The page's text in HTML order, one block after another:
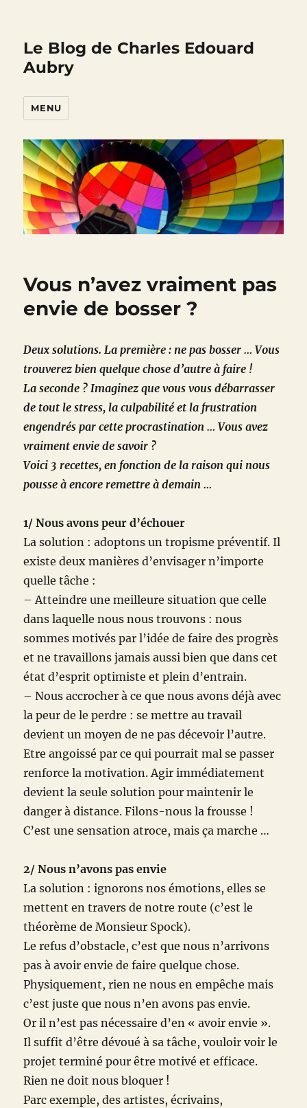
Le Blog de Charles Edouard
Aubry
MENU
Vous n’avez vraiment pas
envie de bosser ?
Deux solutions. La première : ne pas bosser … Vous
trouverez bien quelque chose d’autre à faire !
La seconde ? Imaginez que vous vous débarrasser
de tout le stress, la culpabilité et la frustration
engendrés par cette procrastination … Vous avez
vraiment envie de savoir ?
Voici 3 recettes, en fonction de la raison qui nous
pousse à encore remettre à demain …
1/ Nous avons peur d’échouer
La solution : adoptons un tropisme préventif. Il
existe deux manières d’envisager n’importe
quelle tâche :
– Atteindre une meilleure situation que celle
dans laquelle nous nous trouvons : nous
sommes motivés par l’idée de faire des progrès
et ne travaillons jamais aussi bien que dans cet
état d’esprit optimiste et plein d’entrain.
– Nous accrocher à ce que nous avons déjà avec
la peur de le perdre : se mettre au travail
devient un moyen de ne pas décevoir l’autre.
Etre angoissé par ce qui pourrait mal se passer
renforce la motivation. Agir immédiatement
devient la seule solution pour maintenir le
danger à distance. Filons-nous la frousse !
C’est une sensation atroce, mais ça marche …
2/ Nous n’avons pas envie
La solution : ignorons nos émotions, elles se
mettent en travers de notre route (c’est le
théorème de Monsieur Spock).
Le refus d’obstacle, c’est que nous n’arrivons
pas à avoir envie de faire quelque chose.
Physiquement, rien ne nous en empêche mais
c’est juste que nous n’en avons pas envie.
Or il n’est pas nécessaire d’en « avoir envie ».
Il suffit d’être dévoué à sa tâche, vouloir voir le
projet terminé pour être motivé et efficace.
Rien ne doit nous bloquer !
Parc exemple, des artistes, écrivains,